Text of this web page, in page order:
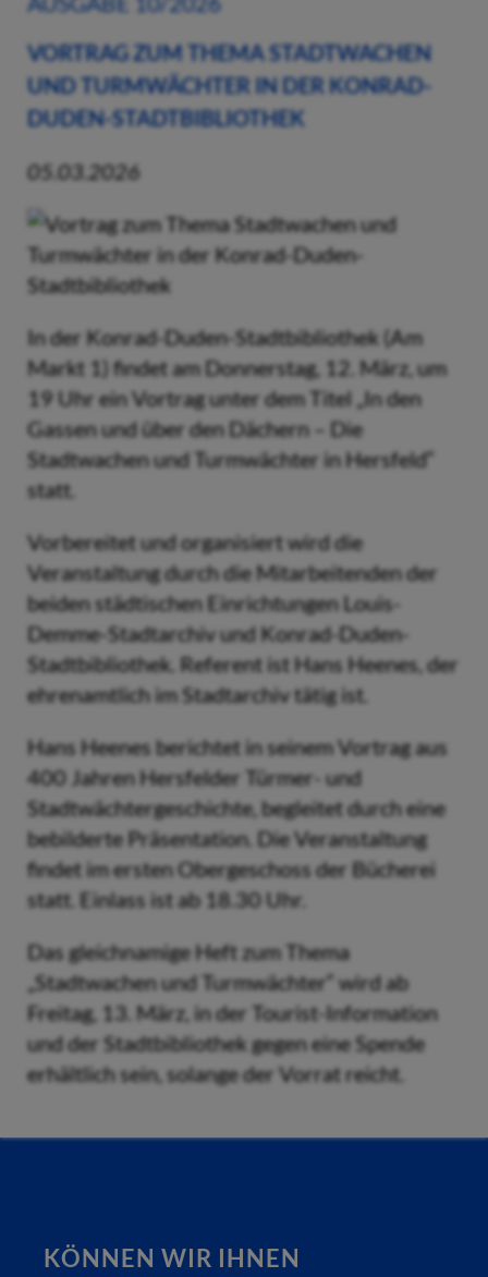
VORTRAG ZUM THEMA STADTWACHEN
UND TURMWÄCHTER IN DER KONRAD-
DUDEN-STADTBIBLIOTHEK
05.03.2026
In der Konrad-Duden-Stadtbibliothek (Am
Markt 1) findet am Donnerstag, 12. März, um
19 Uhr ein Vortrag unter dem Titel „In den
Gassen und über den Dächern – Die
Stadtwachen und Turmwächter in Hersfeld“
statt.
Vorbereitet und organisiert wird die
Veranstaltung durch die Mitarbeitenden der
beiden städtischen Einrichtungen Louis-
Demme-Stadtarchiv und Konrad-Duden-
Stadtbibliothek. Referent ist Hans Heenes, der
ehrenamtlich im Stadtarchiv tätig ist.
Hans Heenes berichtet in seinem Vortrag aus
400 Jahren Hersfelder Türmer- und
Stadtwächtergeschichte, begleitet durch eine
bebilderte Präsentation. Die Veranstaltung
findet im ersten Obergeschoss der Bücherei
statt. Einlass ist ab 18.30 Uhr.
Das gleichnamige Heft zum Thema
„Stadtwachen und Turmwächter“ wird ab
Freitag, 13. März, in der Tourist-Information
und der Stadtbibliothek gegen eine Spende
erhältlich sein, solange der Vorrat reicht.
KÖNNEN WIR IHNEN